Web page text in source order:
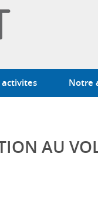
activites Notre
AU